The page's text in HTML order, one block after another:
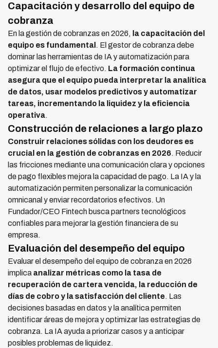
Capacitación y desarrollo del equipo de
cobranza
En la gestión de cobranzas en 2026, la capacitación del
equipo es fundamental . El gestor de cobranza debe
dominar las herramientas de IA y automatización para
optimizar el flujo de efectivo. La formación continua
asegura que el equipo pueda interpretar la analítica
de datos, usar modelos predictivos y automatizar
tareas, incrementando la liquidez y la eficiencia
operativa.
Construcción de relaciones a largo plazo
Construir relaciones sólidas con los deudores es
crucial en la gestión de cobranzas en 2026. Reducir
las fricciones mediante una comunicación clara y opciones
de pago flexibles mejora la capacidad de pago. La IA y la
automatización permiten personalizar la comunicación
omnicanal y enviar recordatorios efectivos. Un
Fundador/CEO Fintech busca partners tecnológicos
confiables para mejorar la gestión financiera de su
empresa.
Evaluación del desempeño del equipo
Evaluar el desempeño del equipo de cobranza en 2026
implica analizar métricas como la tasa de
recuperación de cartera vencida, la reducción de
días de cobro y la satisfacción del cliente. Las
decisiones basadas en datos y la analítica permiten
identificar áreas de mejora y optimizar las estrategias de
cobranza. La IA ayuda a priorizar casos y a anticipar
posibles problemas de liquidez.